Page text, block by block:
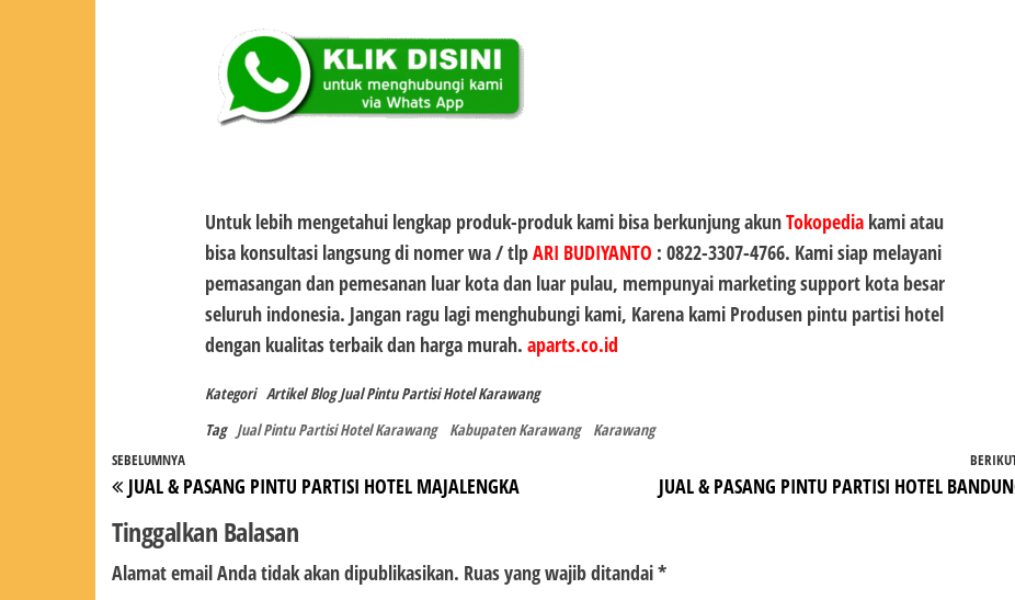
Untuk lebih mengetahui lengkap produk-produk kami bisa berkunjung akunTokopediakami atau
bisa konsultasi langsung di nomer wa / tlpARI BUDIYANTO : 0822-3307-4766. Kami siap melayani
pemasangan dan pemesanan luar kota dan luar pulau, mempunyai marketing support kota besar
seluruh indonesia. Jangan ragu lagi menghubungi kami, Karena kami Produsen pintu partisi hotel
dengan kualitas terbaik dan harga murah. aparts.co.id
Kategori Artikel Blog Jual Pintu Partisi Hotel Karawang
Tag Jual Pintu Partisi Hotel Karawang Kabupaten Karawang Karawang
Navigasi
pos
Pos
Sebelumnya
SEBELUMNYA
JUAL & PASANG PINTU PARTISI HOTEL MAJALENGKA JUAL & PASANG PINTU PARTISI HOTEL
Tinggalkan Balasan
Alamat email Anda tidak akan dipublikasikan. Ruas yang wajib ditandai*